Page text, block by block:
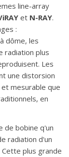
line-array
et N-RAY.
:
dôme, les
radiation plus
Les
une distorsion
mesurable que
en
de bobine q'un
radiation d'un
plus grande